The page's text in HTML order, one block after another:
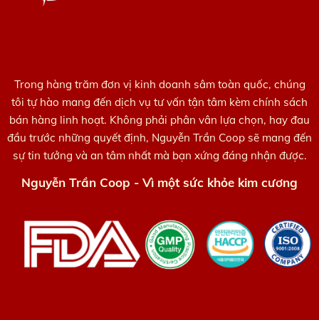
Trong hàng trăm đơn vị kinh doanh sâm toàn quốc, chúng
tôi tự hào mang đến dịch vụ tư vấn tận tâm kèm chính sách
bán hàng linh hoạt. Không phải phân vân lựa chọn, hay đau
đầu trước những quyết định, Nguyễn Trần Coop sẽ mang đến
sự tin tưởng và an tâm nhất mà bạn xứng đáng nhận được.
Nguyễn Trần Coop - Vì một sức khỏe kim cương